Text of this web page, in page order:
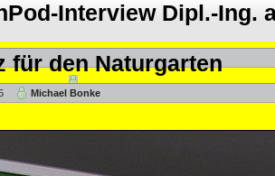
Interview Dipl.-Ing.
für den Naturgarten
Michael Bonke